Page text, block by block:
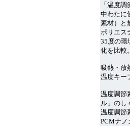
「温度
中わたに
素材）と
ポリエス
35度の環
化を比較。
吸熱・放
温度キー
温度調節
ル」のし
温度調節
PCMナノ